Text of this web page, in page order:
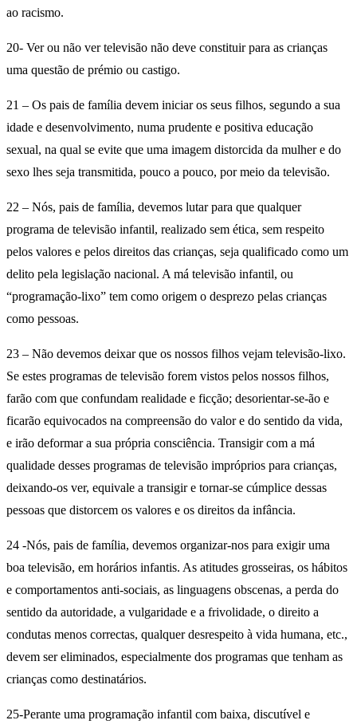
ao racismo.
20- Ver ou não ver televisão não deve constituir para as crianças
uma questão de prémio ou castigo.
21 – Os pais de família devem iniciar os seus filhos, segundo a sua
idade e desenvolvimento, numa prudente e positiva educação
sexual, na qual se evite que uma imagem distorcida da mulher e do
sexo lhes seja transmitida, pouco a pouco, por meio da televisão.
22 – Nós, pais de família, devemos lutar para que qualquer
programa de televisão infantil, realizado sem ética, sem respeito
pelos valores e pelos direitos das crianças, seja qualificado como um
delito pela legislação nacional. A má televisão infantil, ou
“programação-lixo” tem como origem o desprezo pelas crianças
como pessoas.
23 – Não devemos deixar que os nossos filhos vejam televisão-lixo.
Se estes programas de televisão forem vistos pelos nossos filhos,
farão com que confundam realidade e ficção; desorientar-se-ão e
ficarão equivocados na compreensão do valor e do sentido da vida,
e irão deformar a sua própria consciência. Transigir com a má
qualidade desses programas de televisão impróprios para crianças,
deixando-os ver, equivale a transigir e tornar-se cúmplice dessas
pessoas que distorcem os valores e os direitos da infância.
24 -Nós, pais de família, devemos organizar-nos para exigir uma
boa televisão, em horários infantis. As atitudes grosseiras, os hábitos
e comportamentos anti-sociais, as linguagens obscenas, a perda do
sentido da autoridade, a vulgaridade e a frivolidade, o direito a
condutas menos correctas, qualquer desrespeito à vida humana, etc.,
devem ser eliminados, especialmente dos programas que tenham as
crianças como destinatários.
25-Perante uma programação infantil com baixa, discutível e